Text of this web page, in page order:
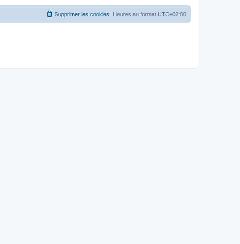
Heures au format UTC+02:00
Supprimer les cookies